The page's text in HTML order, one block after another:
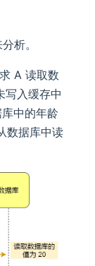
析。
A 读取数
写入缓存中
中的年龄
数据库中读